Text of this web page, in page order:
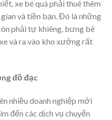
xe bé quá phải thuê thêm
và tiền bạn. Đó là những
phải tự khiêng, bưng bê
và ra vào kho xưởng rất
đồ đạc
nhiều doanh nghiệp mới
đến các dịch vụ chuyển